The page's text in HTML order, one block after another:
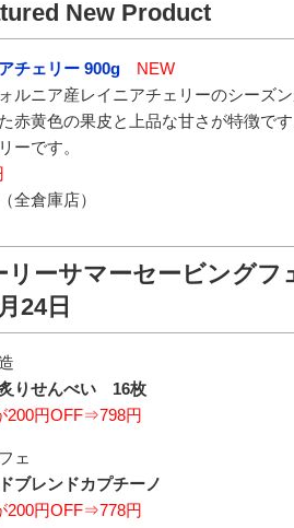
New Product
チェリー 900g
NEW
ルニア産レイニアチェリーのシーズ
赤黄色の果皮と上品な甘さが特徴で
ーです。
全倉庫店）
リーサマーセービングフ
24日
りせんべい 16枚
200円OFF⇒798円
ェ
ブレンドカプチーノ
200円OFF⇒778円